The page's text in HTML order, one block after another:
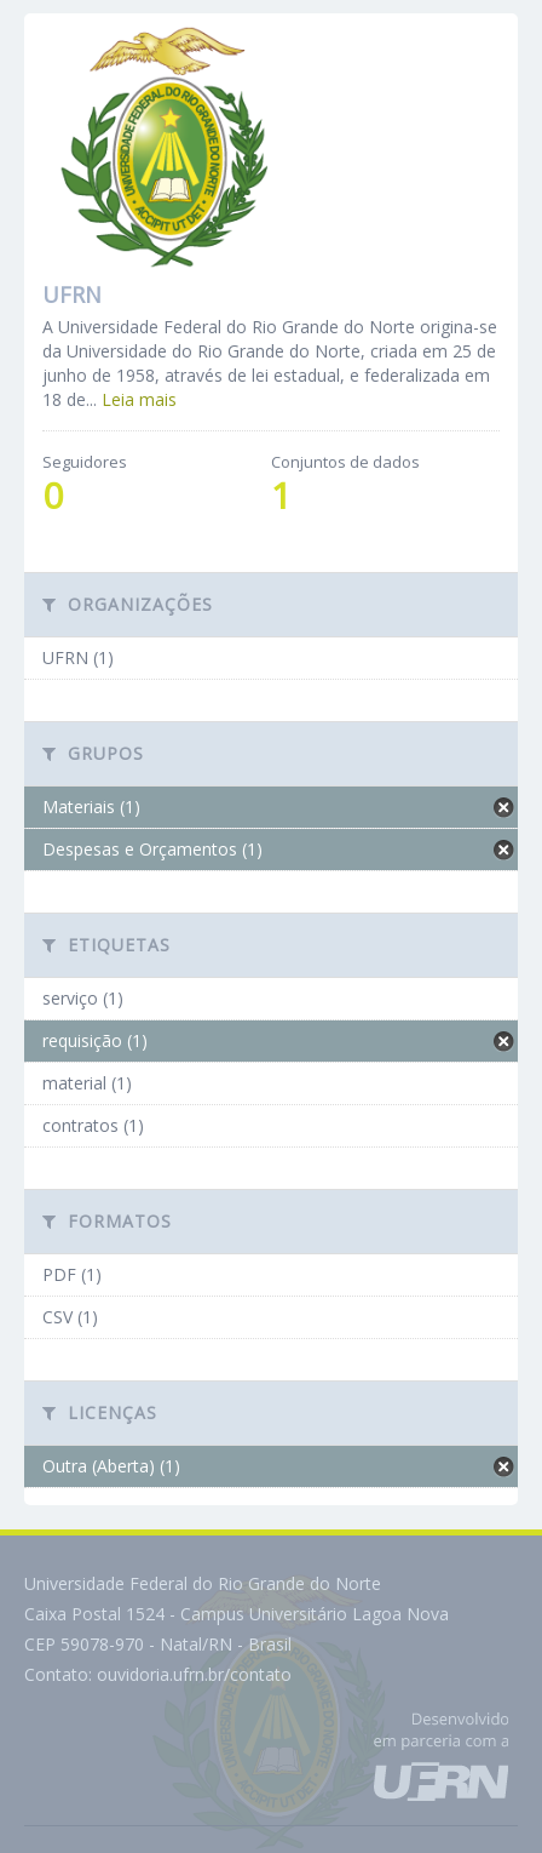
UFRN
A Universidade Federal do Rio Grande do Norte origina-se
da Universidade do Rio Grande do Norte, criada em 25 de
junho de 1958, através de lei estadual, e federalizada em
18 de... Leia mais
Seguidores
0
Conjuntos de dados
1
ORGANIZAÇÕES
UFRN (1)
GRUPOS
Materiais (1)
Despesas e Orçamentos (1)
ETIQUETAS
serviço (1)
requisição (1)
material (1)
contratos (1)
FORMATOS
PDF (1)
CSV (1)
LICENÇAS
Outra (Aberta) (1)
Universidade Federal do Rio Grande do Norte
Caixa Postal 1524 - Campus Universitário Lagoa Nova
CEP 59078-970 - Natal/RN - Brasil
Contato: ouvidoria.ufrn.br/contato